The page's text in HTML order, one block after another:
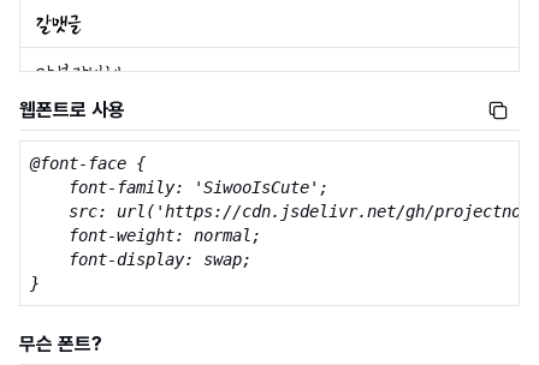
웹폰트로 사용
@font-face {
    font-family: 'SiwooIsCute';
src: url('https://cdn.jsdelivr.net/gh/
    font-weight: normal;
    font-display: swap;
}
무슨 폰트?